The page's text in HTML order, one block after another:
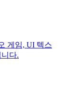
게임, UI 텍스
다.